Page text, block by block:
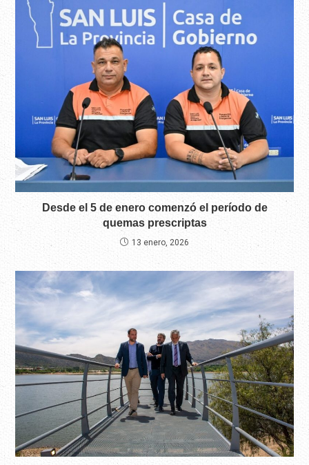
Desde el 5 de enero comenzó el período de
quemas prescriptas
13 enero, 2026